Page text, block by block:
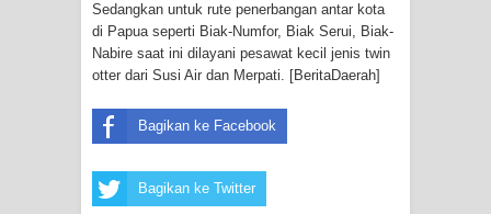
at Indonesia's National Craft
Anniversary in Makassar
Idorway Masih Hilang
Sedangkan untuk rute penerbangan antar kota
di Papua seperti Biak-Numfor, Biak Serui, Biak-
Nabire saat ini dilayani pesawat kecil jenis twin
otter dari Susi Air dan Merpati. [BeritaDaerah]
Bagikan ke Facebook
Bagikan ke Twitter